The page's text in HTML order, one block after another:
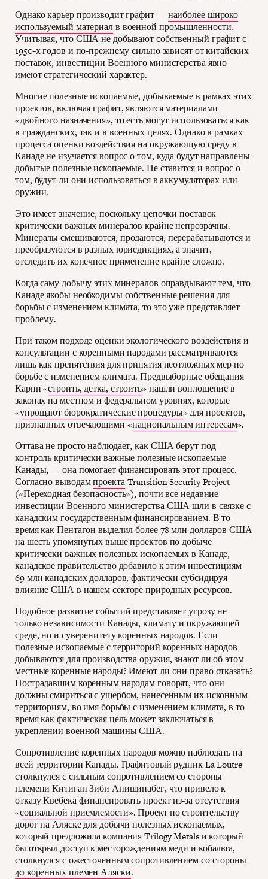
Однако карьер производит графит —наиболее широко
используемый материалв военной промышленности.
Учитывая, что США не добывают собственный графит с
1950-х годов и по-прежнему сильно зависят от китайских
поставок, инвестиции Военного министерства явно
имеют стратегический характер.
Многие полезные ископаемые, добываемые в рамках этих
проектов, включая графит, являются материалами
«двойного назначения», то есть могут использоваться как
в гражданских, так и в военных целях. Однако в рамках
процесса оценки воздействия на окружающую среду в
Канаде не изучается вопрос о том, куда будут направлены
добытые полезные ископаемые. Не ставится и вопрос о
том, будут ли они использоваться в аккумуляторах или
оружии.
Это имеет значение, поскольку цепочки поставок
критически важных минералов крайне непрозрачны.
Минералы смешиваются, продаются, перерабатываются и
преобразуются в разных юрисдикциях, а значит,
отследить их конечное применение крайне сложно.
Когда саму добычу этих минералов оправдывают тем, что
Канаде якобы необходимы собственные решения для
борьбы с изменением климата, то это уже представляет
проблему.
При таком подходе оценки экологического воздействия и
консультации с коренными народами рассматриваются
лишь как препятствия для принятия неотложных мер по
борьбе с изменением климата. Предвыборные обещания
Карни «строить, детка, строить» нашли воплощение в
законах на местном и федеральном уровнях, которые
«упрощают бюрократические процедуры» для проектов,
признанных отвечающими «национальным интересам».
Оттава не просто наблюдает, как США берут под
контроль критически важные полезные ископаемые
Канады, — она помогает финансировать этот процесс.
Согласно выводампроектаTransition Security Project
(«Переходная безопасность»), почти все недавние
инвестиции Военного министерства США шли в связке с
канадским государственным финансированием. В то
время как Пентагон выделил более 78 млн долларов США
на шесть упомянутых выше проектов по добыче
критически важных полезных ископаемых в Канаде,
канадское правительство добавило к этим инвестициям
69 млн канадских долларов, фактически субсидируя
влияние США в нашем секторе природных ресурсов.
Подобное развитие событий представляет угрозу не
только независимости Канады, климату и окружающей
среде, но и суверенитету коренных народов. Если
полезные ископаемые с территорий коренных народов
добываются для производства оружия, знают ли об этом
местные коренные народы? Имеют ли они право отказать?
Пострадавшим коренным народам говорят, что они
должны смириться с ущербом, нанесенным их исконным
территориям, во имя борьбы с изменением климата, в то
время как фактическая цель может заключаться в
укреплении военной машины США.
Сопротивление коренных народов можно наблюдать на
всей территории Канады. Графитовый рудник La Loutre
столкнулся с сильным сопротивлением со стороны
племени Китиган Зиби Анишинабег, что привело к
отказу Квебека финансировать проект из-за отсутствия
«социальной приемлемости». Проект по строительству
дорог на Аляске для добычи полезных ископаемых,
который предложила компания Trilogy Metals и который
бы открыл доступ к месторождениям меди и кобальта,
столкнулся с ожесточенным сопротивлением со стороны
40 коренных племен Аляски.